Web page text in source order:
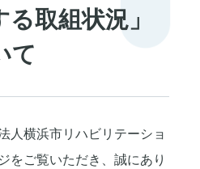
取組状況」
て
人横浜市リハビリテーショ
をご覧いただき、誠にあり